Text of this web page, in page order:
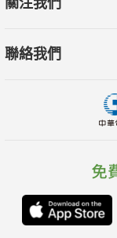
聯絡我們